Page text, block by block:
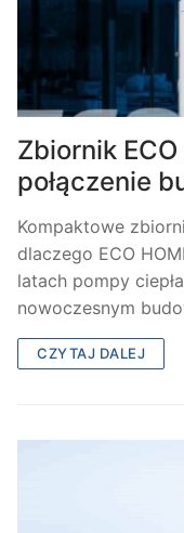
Zbiornik
połączenie
Kompaktowe
dlaczego ECO
latach pompy
nowoczesnym
CZYTAJ DALEJ